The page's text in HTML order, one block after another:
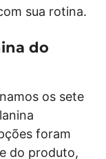
sua rotina.
do
os sete
foram
do produto,